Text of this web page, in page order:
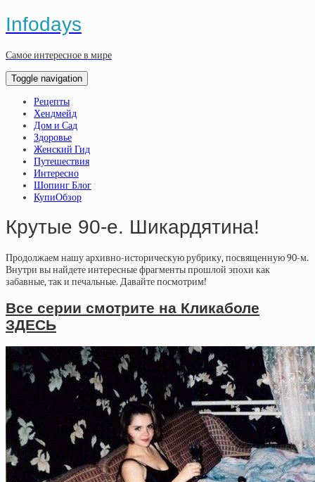
Infodays
Самое интересное в мире
Toggle navigation
Рецепты
Хендмейд
Дом и Сад
Здоровье
Женский Гид
Путешествия
Интересно
Шопинг Блог
КупиОбзор
Крутые 90-е. Шикардятина!
Продолжаем нашу архивно-историческую рубрику, посвященную 90-м.
Внутри вы найдете интересные фрагменты прошлой эпохи как
забавные, так и печальные. Давайте посмотрим!
Все серии смотрите на Кликаболе
ЗДЕСЬ